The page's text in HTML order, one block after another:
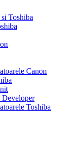
Toshiba
Canon
Toshiba